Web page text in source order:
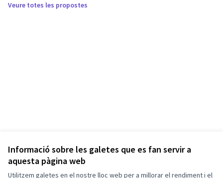
Informació sobre les galetes que es fan servir a
aquesta pàgina web
Utilitzem galetes en el nostre lloc web per a millorar el rendiment i el
Veure totes les propostes